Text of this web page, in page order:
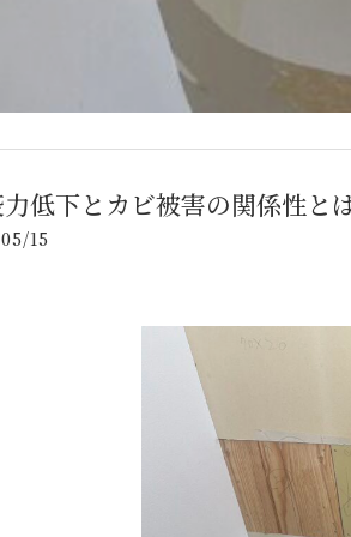
低下とカビ被害の関係性と
15